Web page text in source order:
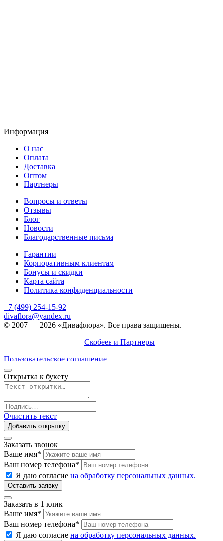
Информация
О нас
Оплата
Доставка
Оптом
Партнеры
Вопросы и ответы
Отзывы
Блог
Новости
Благодарственные письма
Гарантии
Корпоративным клиентам
Бонусы и скидки
Карта сайта
Политика конфиденциальности
+7 (499) 254-15-92
divaflora@yandex.ru
© 2007 — 2026 «Дивафлора». Все права защищены.
Скобеев и Партнеры
Пользовательское соглашение
Открытка к букету
Очистить текст
Добавить открытку
Заказать звонок
Ваше имя*
Ваш номер телефона*
Я даю согласие на обработку персональных данных.
Заказать в 1 клик
Ваше имя*
Ваш номер телефона*
Я даю согласие на обработку персональных данных.